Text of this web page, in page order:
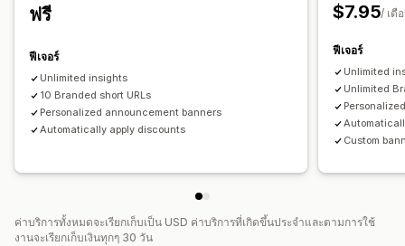
ฟรี
ฟีเจอร์
Unlimited insights
10 Branded short URLs
Personalized announcement banners
Automatically apply discounts
$7.95/ เดื
ฟีเจอร์
Unlimited
Unlimited
Custom
ค่าบริการทั้งหมดจะเรียกเก็บเป็น USD ค่าบริการที่เกิดขึ้นประจำและตามการใช้
งานจะเรียกเก็บเงินทุกๆ 30 วัน